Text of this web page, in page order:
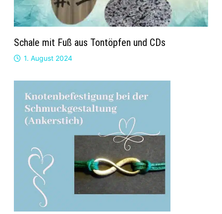
Schale mit Fuß aus Tontöpfen und CDs
1. August 2024